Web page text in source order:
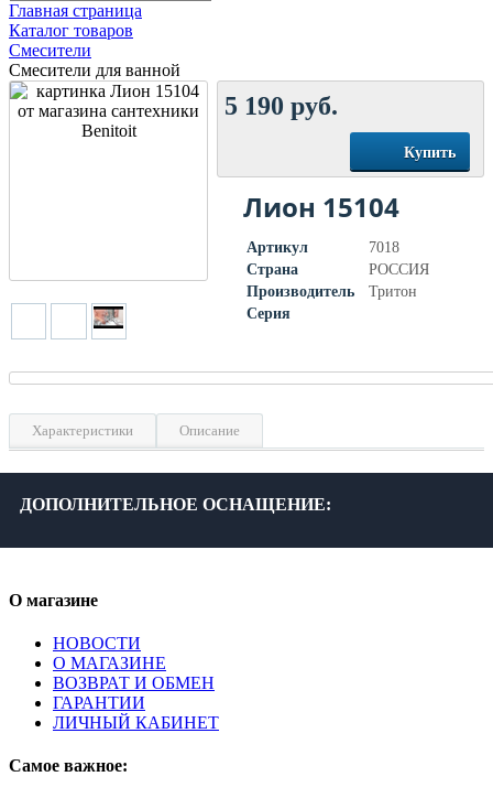
Главная страница
Каталог товаров
Смесители
Смесители для ванной
5 190руб.
Купить
Лион 15104
Артикул
7018
Страна
РОССИЯ
Производитель
Тритон
Серия
Характеристики Описание
Гарантия, лет 1
ДОПОЛНИТЕЛЬНОЕ ОСНАЩЕНИЕ:
О магазине
НОВОСТИ
О МАГАЗИНЕ
ВОЗВРАТ И ОБМЕН
ГАРАНТИИ
ЛИЧНЫЙ КАБИНЕТ
Самое важное: